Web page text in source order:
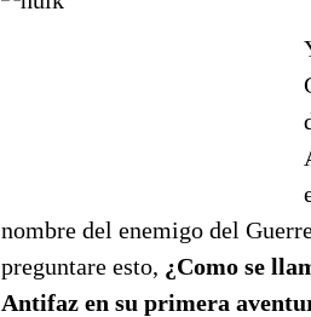
nombre del enemigo del
preguntare esto, ¿Como se
Antifaz en su primera